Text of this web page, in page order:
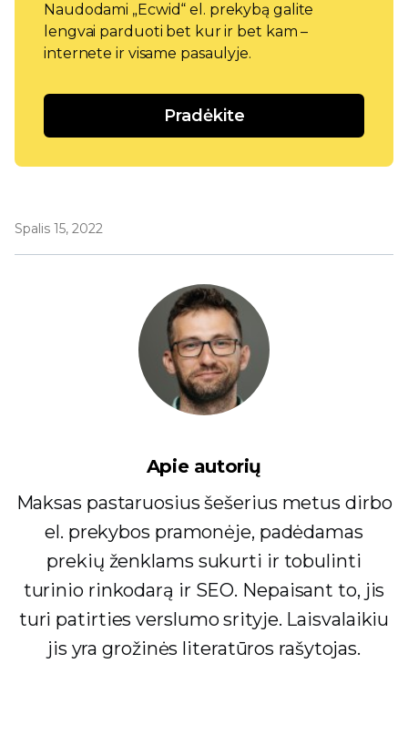
Naudodami „Ecwid“ el. prekybą galite
lengvai parduoti bet kur ir bet kam –
internete ir visame pasaulyje.
Pradėkite
Spalis 15, 2022
Apie autorių
Maksas pastaruosius šešerius metus dirbo
el. prekybos pramonėje, padėdamas
prekių ženklams sukurti ir tobulinti
turinio rinkodarą ir SEO. Nepaisant to, jis
turi patirties verslumo srityje. Laisvalaikiu
jis yra grožinės literatūros rašytojas.